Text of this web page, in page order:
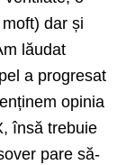
dar și
lăudat
a progresat
opinia
însă trebuie
pare să-